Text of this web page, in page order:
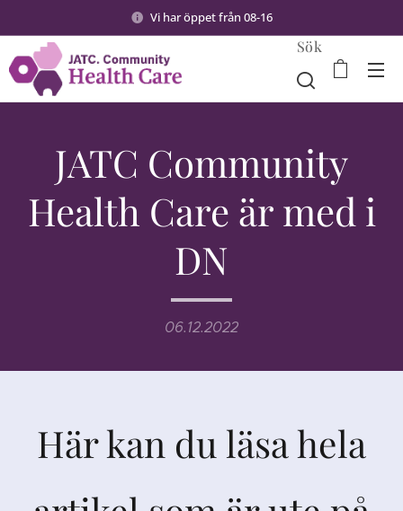
Vi har öppet från 08-16
Sök
JATC Community
Health Care är med i
DN
06.12.2022
Här kan du läsa hela